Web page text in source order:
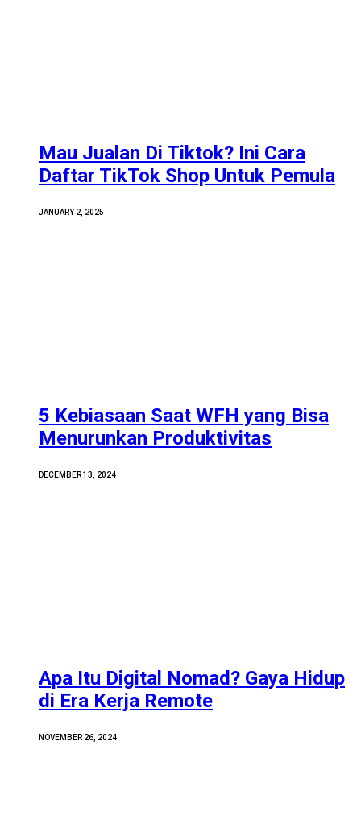
Mau Jualan Di Tiktok? Ini Cara
Daftar TikTok Shop Untuk Pemula
JANUARY 2, 2025
5 Kebiasaan Saat WFH yang Bisa
Menurunkan Produktivitas
DECEMBER 13, 2024
Apa Itu Digital Nomad? Gaya Hidup
di Era Kerja Remote
NOVEMBER 26, 2024